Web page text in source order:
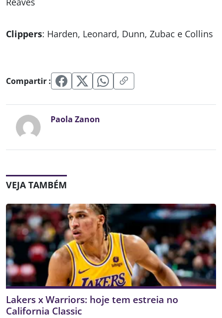
Clippers: Harden, Leonard, Dunn, Zubac e Collins
Compartir :
Paola Zanon
VEJA TAMBÉM
Lakers x Warriors: hoje tem estreia no
California Classic